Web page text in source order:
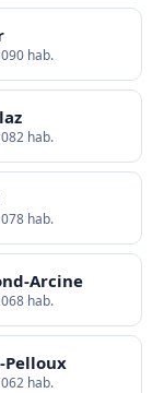
hab.
hab.
hab.
Arcine
hab.
hab.